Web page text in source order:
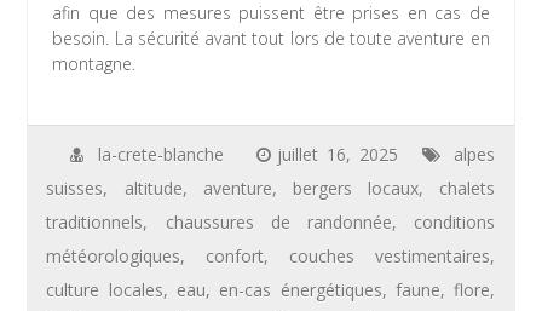
afin que des mesures puissent être prises en cas de
besoin. La sécurité avant tout lors de toute aventure en
montagne.
la-crete-blanche juillet 16, 2025
alpes
suisses, altitude, aventure, bergers locaux, chalets
traditionnels, chaussures de randonnée, conditions
météorologiques, confort, couches vestimentaires,
culture locales, eau, en-cas énergétiques,faune,flore,